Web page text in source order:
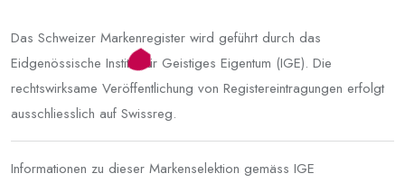
Das Schweizer Markenregister wird geführt durch das
Eidgenössische Institut für Geistiges Eigentum (IGE). Die
rechtswirksame Veröffentlichung von Registereintragungen erfolgt
ausschliesslich auf Swissreg.
Informationen zu dieser Markenselektion gemäss IGE